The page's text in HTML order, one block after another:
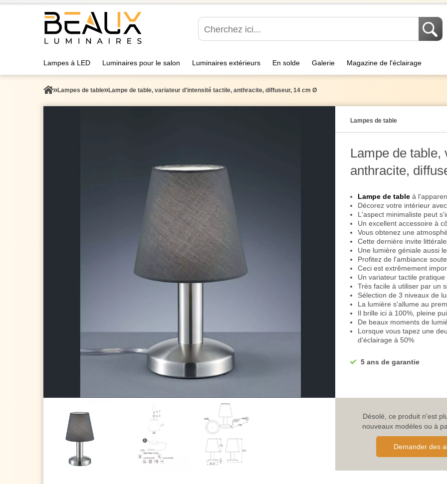
Lampes à LED Luminaires pour le salon Luminaires extérieurs En solde Galerie Magazine de l'éclairage
Lampes de table Lampe de table, variateur d'intensité tactile, anthracite, diffuseur, 14 cm Ø
Lampes de table
Lampe de table,
anthracite,
Lampe de table à
Décorez votre intérieur
L'aspect minimaliste peut
Un excellent accessoire à
Vous obtenez une
Cette dernière invite
Une lumière géniale aussi
Profitez de l'ambiance
Ceci est extrêmement
Un variateur tactile pratique
Très facile à utiliser par un
Sélection de 3 niveaux de
La lumière s'allume au
Il brille ici à 100%, pleine
De beaux moments de
Lorsque vous tapez une
d'éclairage à 50%
Diffuse doucement dans la
confortable
Au troisième effleurement,
de relaxation
Vous couvre de la bonne
Profitez des moments de
Le pied rond de la lampe
stabilité
5 ans de garantie
Désolé, ce produit n'est
nouveaux modèles ou à
Demander des